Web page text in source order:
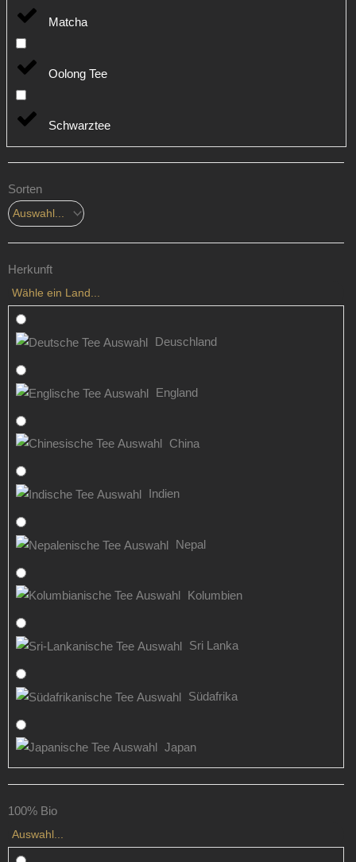
Matcha
Oolong Tee
Schwarztee
Sorten
Herkunft
Wähle ein Land...
Deuschland
England
China
Indien
Nepal
Kolumbien
Sri Lanka
Südafrika
Japan
100% Bio
Auswahl...